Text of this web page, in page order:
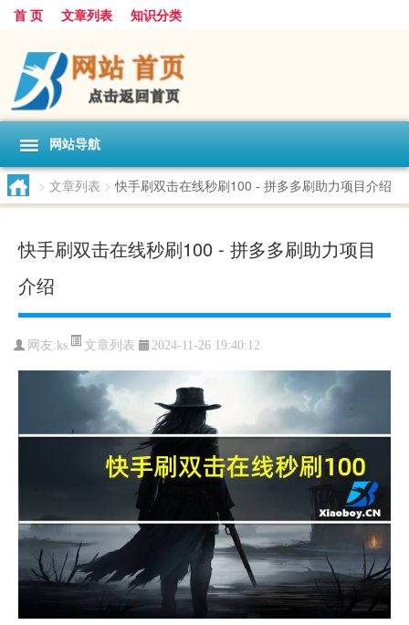
首 页 文章列表 知识分类
网站导航
> 文章列表 > 快手刷双击在线秒刷100 - 拼多多刷助力项目介绍
快手刷双击在线秒刷100 - 拼多多刷助力项目
介绍
网友:ks 文章列表 2024-11-26 19:40:12